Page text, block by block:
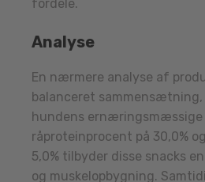
fordele.
Analyse
En nærmere analyse af
balanceret
hundens ernæringsmæssige
råproteinprocent på 30,0%
5,0% tilbyder disse snacks
og muskelopbygning.